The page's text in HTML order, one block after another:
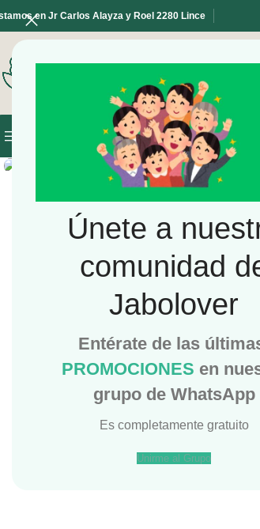
Únete a
comunidad
Jabolover
Entérate de las
PROMOCIONES en
grupo de WhatsApp
Es completamente gratuito
Unirme al Grupo
en Jr Carlos Alayza y Roel 2280 Lince
NAVEGAR POR LAS CATEGORÍAS INICIO
Haga Click para agrandar